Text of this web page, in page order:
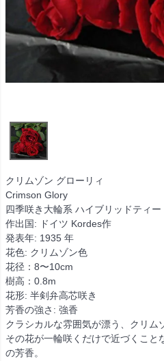
クリムゾン グローリィ
Crimson Glory
四季咲き大輪系 ハイブリッドティー
作出国: ドイツ Kordes作
発表年: 1935 年
花色: クリムゾン色
花径：8〜10cm
樹高：0.8m
花形: 半剣弁高芯咲き
芳香の強さ: 強香
クラシカルな雰囲気が漂う、クリム
その花が一輪咲くだけで近づくこと
の芳香。